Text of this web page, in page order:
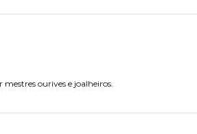
ourives e joalheiros.